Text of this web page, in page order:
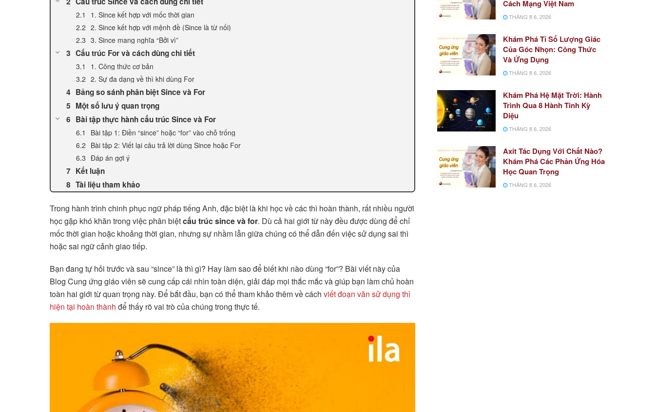
1. Since kết hợp với mốc thời gian
2. Since kết hợp với mệnh đề (Since là từ nối)
3. Since mang nghĩa “Bởi vì”
Cấu trúc For và cách dùng chi tiết
1. Công thức cơ bản
2. Sự đa dạng về thì khi dùng For
Bảng so sánh phân biệt Since và For
Một số lưu ý quan trọng
Bài tập thực hành cấu trúc Since và For
Bài tập 1: Điền “since” hoặc “for” vào chỗ trống
Bài tập 2: Viết lại câu trả lời dùng Since hoặc For
Đáp án gợi ý
Kết luận
Tài liệu tham khảo
Trong hành trình chinh phục ngữ pháp tiếng Anh, đặc biệt là khi học về các thì hoàn thành, rất nhiều người
học gặp khó khăn trong việc phân biệtcấu trúc since và for. Dù cả hai giới từ này đều được dùng để chỉ
mốc thời gian hoặc khoảng thời gian, nhưng sự nhầm lẫn giữa chúng có thể dẫn đến việc sử dụng sai thì
hoặc sai ngữ cảnh giao tiếp.
Bạn đang tự hỏi trước và sau “since” là thì gì? Hay làm sao để biết khi nào dùng “for”? Bài viết này của
Blog Cung ứng giáo viên sẽ cung cấp cái nhìn toàn diện, giải đáp mọi thắc mắc và giúp bạn làm chủ hoàn
toàn hai giới từ quan trọng này. Để bắt đầu, bạn có thể tham khảo thêm về cách viết đoạn văn sử dụng thì
hiện tại hoàn thành để thấy rõ vai trò của chúng trong thực tế.
Cách Mạng Việt Nam
THÁNG 8 6, 2026
Khám Phá Tỉ Số Lượng Giác
Của Góc Nhọn: Công Thức
Và Ứng Dụng
THÁNG 8 6, 2026
Khám Phá Hệ Mặt Trời: Hành
Trình Qua 8 Hành Tinh Kỳ
Diệu
THÁNG 8 6, 2026
Axit Tác Dụng Với Chất Nào?
Khám Phá Các Phản Ứng Hóa
Học Quan Trọng
THÁNG 8 6, 2026